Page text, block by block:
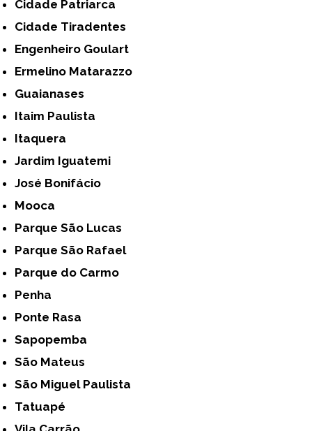
Cidade Patriarca
Cidade Tiradentes
Engenheiro Goulart
Ermelino Matarazzo
Guaianases
Itaim Paulista
Itaquera
Jardim Iguatemi
José Bonifácio
Mooca
Parque São Lucas
Parque São Rafael
Parque do Carmo
Penha
Ponte Rasa
Sapopemba
São Mateus
São Miguel Paulista
Tatuapé